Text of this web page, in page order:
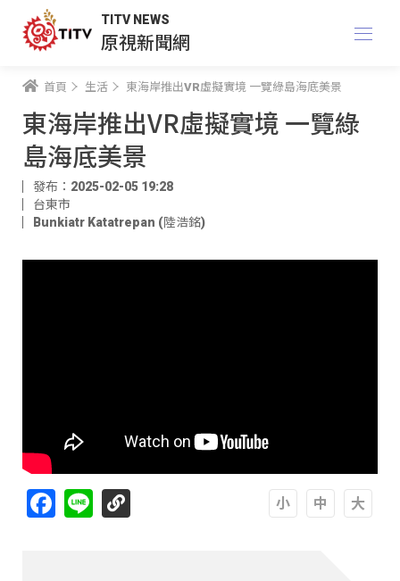
TITV NEWS
原視新聞網
首頁 生活 東海岸推出VR虛擬實境 一覽綠島海底美景
東海岸推出VR虛擬實境 一覽綠
島海底美景
發布：2025-02-05 19:28
台東市
Bunkiatr Katatrepan (陸浩銘)
Facebook
Line